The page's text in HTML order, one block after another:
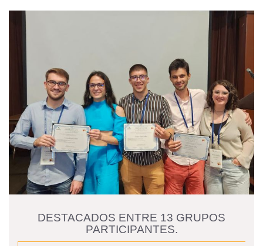
DESTACADOS ENTRE 13 GRUPOS
PARTICIPANTES.